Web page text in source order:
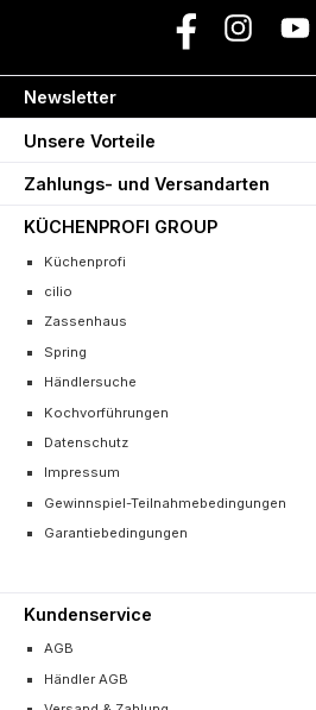
Facebook Instagram YouTube
Newsletter
Unsere Vorteile
Zahlungs- und Versandarten
KÜCHENPROFI GROUP
Küchenprofi
cilio
Zassenhaus
Spring
Händlersuche
Kochvorführungen
Datenschutz
Impressum
Gewinnspiel-Teilnahmebedingungen
Garantiebedingungen
Kundenservice
AGB
Händler AGB